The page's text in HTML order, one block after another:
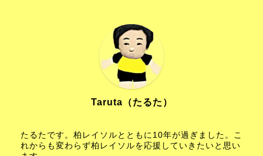
Taruta（たるた）
たるたです。柏レイソルとともに10年が過ぎました。こ
れからも変わらず柏レイソルを応援していきたいと思い